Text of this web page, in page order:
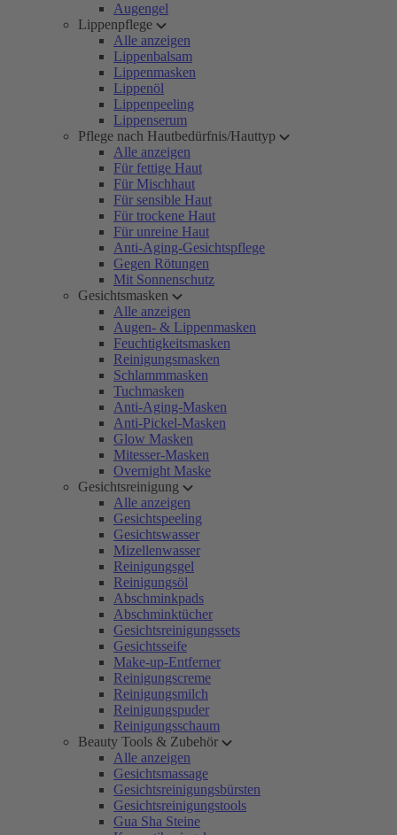
Augengel
Lippenpflege
Alle anzeigen
Lippenbalsam
Lippenmasken
Lippenöl
Lippenpeeling
Lippenserum
Pflege nach Hautbedürfnis/Hauttyp
Alle anzeigen
Für fettige Haut
Für Mischhaut
Für sensible Haut
Für trockene Haut
Für unreine Haut
Anti-Aging-Gesichtspflege
Gegen Rötungen
Mit Sonnenschutz
Gesichtsmasken
Alle anzeigen
Augen- & Lippenmasken
Feuchtigkeitsmasken
Reinigungsmasken
Schlammmasken
Tuchmasken
Anti-Aging-Masken
Anti-Pickel-Masken
Glow Masken
Mitesser-Masken
Overnight Maske
Gesichtsreinigung
Alle anzeigen
Gesichtspeeling
Gesichtswasser
Mizellenwasser
Reinigungsgel
Reinigungsöl
Abschminkpads
Abschminktücher
Gesichtsreinigungssets
Gesichtsseife
Make-up-Entferner
Reinigungscreme
Reinigungsmilch
Reinigungspuder
Reinigungsschaum
Beauty Tools & Zubehör
Alle anzeigen
Gesichtsmassage
Gesichtsreinigungsbürsten
Gesichtsreinigungstools
Gua Sha Steine